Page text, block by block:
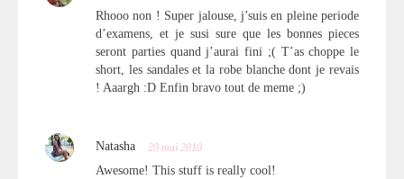
Rhooo non ! Super jalouse, j’suis en pleine periode
d’examens, et je susi sure que les bonnes pieces
seront parties quand j’aurai fini ;( T’as choppe le
short, les sandales et la robe blanche dont je revais
! Aaargh :D Enfin bravo tout de meme ;)
Natasha 20 mai 2010
Awesome! This stuff is really cool!